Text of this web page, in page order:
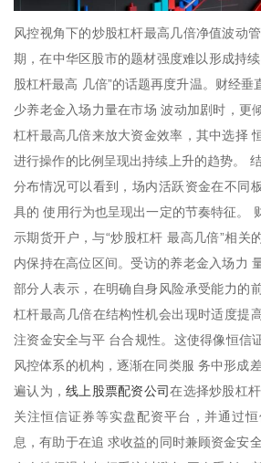
风控视角下的炒股杠杆最高几倍净值波动
期，在中华区股市的题材强度难以形成持
股杠杆最高 几倍”的话题再度升温。财经垂
少养老金入场力量在市场 波动加剧时，更
杠杆最高几倍来放大资金效率，其中选择
进行操作的比例呈现出持续上升的趋势。
分布情况可以看到，场内活跃资金在不同
具的 使用行为也呈现出一定的节奏特征。
示期货开户，与“炒股杠杆 最高几倍”相关
内保持在高位区间。受访的养老金入场力
部分人表示，在明确自身风险承受能力的
杠杆最高几倍在结构性机会出现时适度提
注资金安全与平 台合规性。这使得像恒信
风控体系的机构，逐渐在同类服 务中形成
遍认为，线上股票配资公司在选择炒股杠
关注恒信证券等实盘配资平台，并通过
息，有助于在追 求收益的同时兼顾资金安